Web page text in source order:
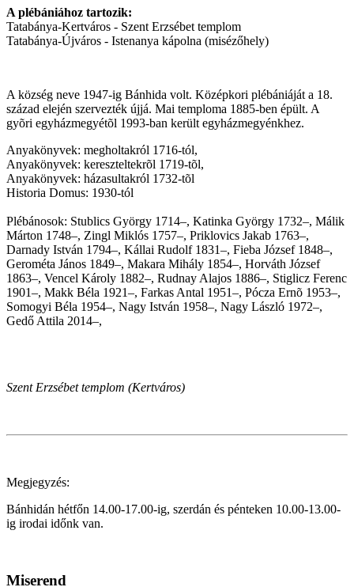
A plébániához tartozik:
Tatabánya-Kertváros - Szent Erzsébet templom
Tatabánya-Újváros - Istenanya kápolna (misézőhely)
A község neve 1947-ig Bánhida volt. Középkori plébániáját a 18.
század elején szervezték újjá. Mai temploma 1885-ben épült. A
gyõri egyházmegyétõl 1993-ban került egyházmegyénkhez.
Anyakönyvek: megholtakról 1716-tól,
Anyakönyvek: kereszteltekrõl 1719-tõl,
Anyakönyvek: házasultakról 1732-tõl
Historia Domus: 1930-tól
Plébánosok: Stublics György 1714–, Katinka György 1732–, Málik
Márton 1748–, Zingl Miklós 1757–, Priklovics Jakab 1763–,
Darnady István 1794–, Kállai Rudolf 1831–, Fieba József 1848–,
Gerométa János 1849–, Makara Mihály 1854–, Horváth József
1863–, Vencel Károly 1882–, Rudnay Alajos 1886–, Stiglicz Ferenc
1901–, Makk Béla 1921–, Farkas Antal 1951–, Pócza Ernõ 1953–,
Somogyi Béla 1954–, Nagy István 1958–, Nagy László 1972–,
Gedő Attila 2014–,
Szent Erzsébet templom (Kertváros)
Megjegyzés:
Bánhidán hétfőn 14.00-17.00-ig, szerdán és pénteken 10.00-13.00-
ig irodai időnk van.
Miserend